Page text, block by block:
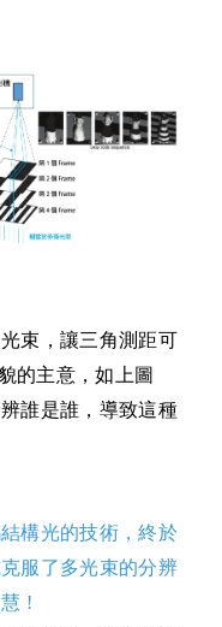
束，讓三角測距可
的主意，如上圖
誰是誰，導致這種
構光的技術，終於
服了多光束的分辨
!